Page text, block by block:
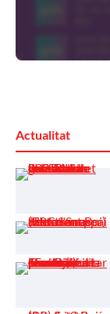
Actualitat